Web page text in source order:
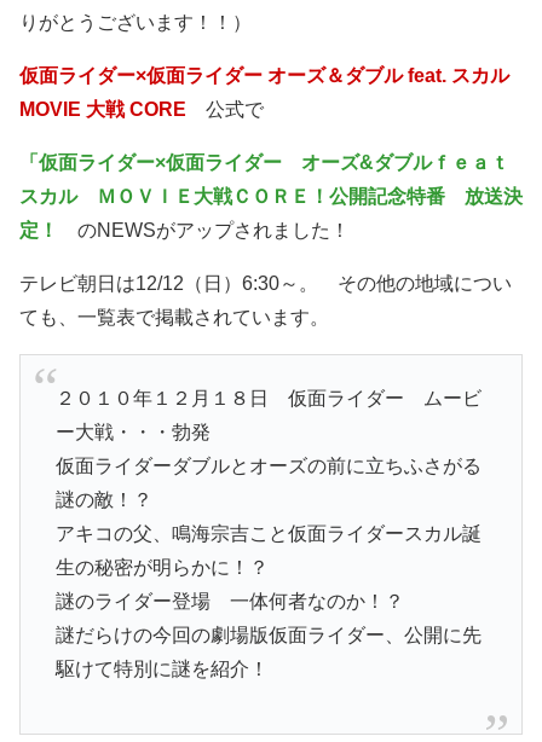
りがとうございます！！）
仮面ライダー×仮面ライダー オーズ＆ダブル feat. スカル
MOVIE 大戦 CORE 公式で
「仮面ライダー×仮面ライダー オーズ&ダブルｆｅａｔ
スカル ＭＯＶＩＥ大戦ＣＯＲＥ！公開記念特番 放送決
定！
のNEWSがアップされました！
テレビ朝日は12/12（日）6:30～。 その他の地域につい
ても、一覧表で掲載されています。
２０１０年１２月１８日 仮面ライダー ムービ
ー大戦・・・勃発
仮面ライダーダブルとオーズの前に立ちふさがる
謎の敵！？
アキコの父、鳴海宗吉こと仮面ライダースカル誕
生の秘密が明らかに！？
謎のライダー登場 一体何者なのか！？
謎だらけの今回の劇場版仮面ライダー、公開に先
駆けて特別に謎を紹介！